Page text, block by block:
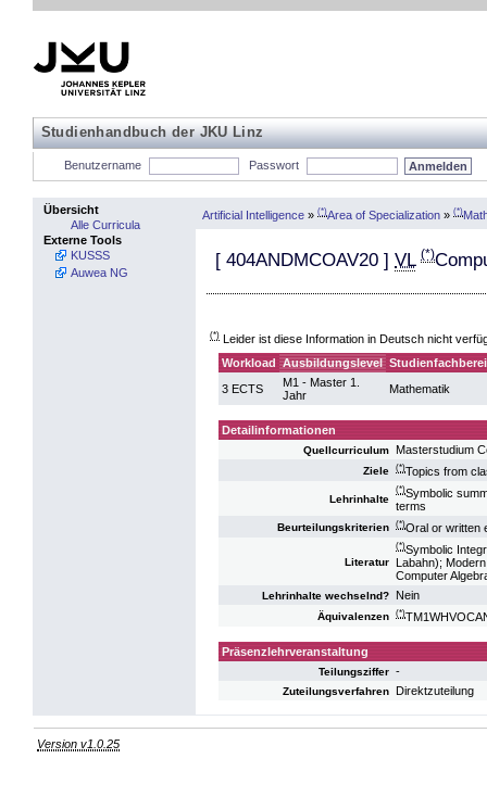
Studienhandbuch der JKU Linz
Benutzername Passwort
Übersicht
Alle Curricula
Externe Tools
KUSSS
Auwea NG
Artificial Intelligence » (*)Area of Specialization » (*)
[ 404ANDMCOAV20 ] VL (*)
(*) Leider ist diese Information in Deutsch nicht
Workload Ausbildungslevel
3 ECTS
M1 - Master 1.
Jahr
Mathematik
Detailinformationen
Quellcurriculum Masterstudium
Ziele (*)Topics from
Lehrinhalte
(*)Symbolic
terms
Beurteilungskriterien (*)Oral or written
Literatur
(*)Symbolic
Labahn);
Computer
Lehrinhalte wechselnd? Nein
Äquivalenzen (*)
Präsenzlehrveranstaltung
Teilungsziffer -
Zuteilungsverfahren Direktzuteilung
Version v1.0.25